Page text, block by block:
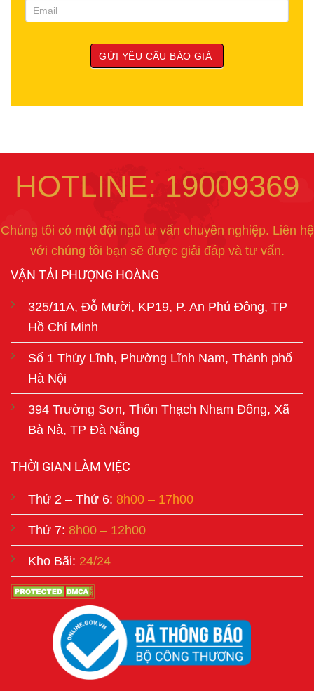
HOTLINE: 19009369
Chúng tôi có một đội ngũ tư vấn chuyên nghiệp. Liên hệ
với chúng tôi bạn sẽ được giải đáp và tư vấn.
VẬN TẢI PHƯỢNG HOÀNG
325/11A, Đỗ Mười, KP19, P. An Phú Đông, TP
Hồ Chí Minh
Số 1 Thúy Lĩnh, Phường Lĩnh Nam, Thành phố
Hà Nội
394 Trường Sơn, Thôn Thạch Nham Đông, Xã
Bà Nà, TP Đà Nẵng
THỜI GIAN LÀM VIỆC
Thứ 2 – Thứ 6: 8h00 – 17h00
Thứ 7: 8h00 – 12h00
Kho Bãi: 24/24